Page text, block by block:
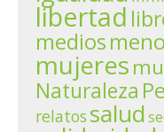
libertad
medios
mujeres
Naturaleza
relatos salud